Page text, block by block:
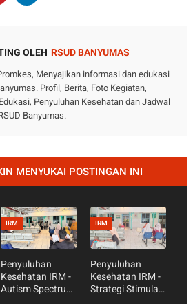
OLEH RSUD BANYUMAS
Menyajikan informasi dan edukasi
Profil, Berita, Foto Kegiatan,
Penyuluhan Kesehatan dan Jadwal
Banyumas.
MENYUKAI POSTINGAN INI
IRM
Penyuluhan
Kesehatan IRM -
Autism Spectrum
IRM
Penyuluhan
Kesehatan IRM -
Strategi Stimulasi